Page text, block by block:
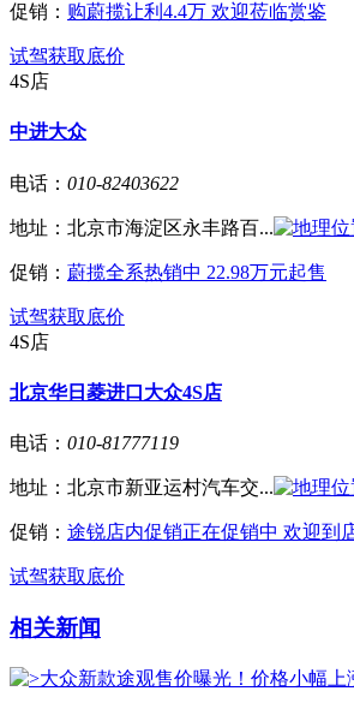
促销： 购蔚揽让利4.4万 欢迎莅临赏鉴
试驾获取底价
4S店
中进大众
电话： 010-82403622
地址： 北京市海淀区永丰路百...
促销： 蔚揽全系热销中 22.98万元起售
试驾获取底价
4S店
北京华日菱进口大众4S店
电话： 010-81777119
地址： 北京市新亚运村汽车交...
促销： 途锐店内促销正在促销中 欢迎到
试驾获取底价
相关新闻